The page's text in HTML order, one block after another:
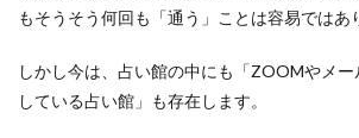
もそうそう何回も「通う」ことは容易ではあ
しかし今は、占い館の中にも「ZOOMやメ
している占い館」も存在します。